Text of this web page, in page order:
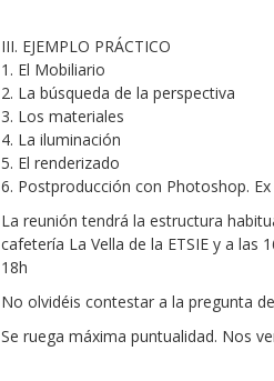
III. EJEMPLO PRÁCTICO
1. El Mobiliario
2. La búsqueda de la perspectiva
3. Los materiales
4. La iluminación
5. El renderizado
6. Postproducción con Photoshop. Ex
La reunión tendrá la estructura
cafetería La Vella de la ETSIE y a las
18h
No olvidéis contestar a la pregunta
Se ruega máxima puntualidad. Nos